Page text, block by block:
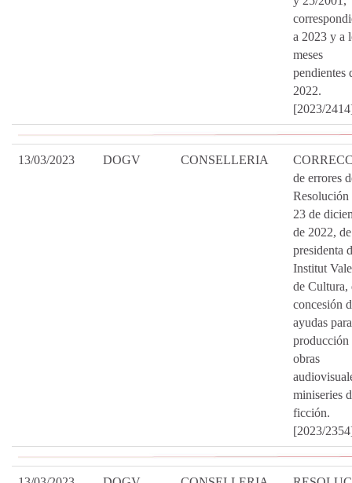
a 2023 y a
meses
pendientes
2022.
[2023/
13/03/2023 DOGV CONSELLERIA
de errores
Resolución
23 de
de 2022,
presidenta
Institut
de Cultura,
concesión
ayudas
producción
obras
miniseries
ficción.
[2023/